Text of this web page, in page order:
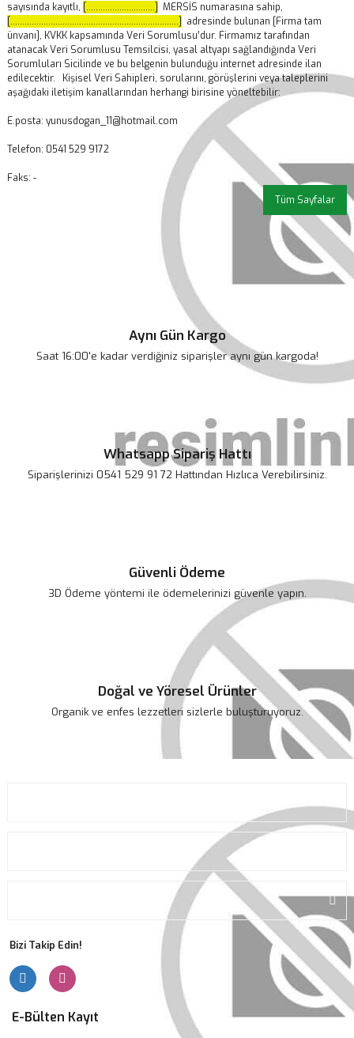
sayısında kayıtlı, [.............................] MERSİS numarasına sahip,
[.......................................................................] adresinde bulunan [Firma tam
ünvanı], KVKK kapsamında Veri Sorumlusu’dur. Firmamız tarafından
atanacak Veri Sorumlusu Temsilcisi, yasal altyapı sağlandığında Veri
Sorumluları Sicilinde ve bu belgenin bulunduğu internet adresinde ilan
edilecektir. Kişisel Veri Sahipleri, sorularını, görüşlerini veya taleplerini
aşağıdaki iletişim kanallarından herhangi birisine yöneltebilir:
E.posta: yunusdogan_11@hotmail.com
Telefon: 0541 529 9172
Faks: -
Tüm Sayfalar
Aynı Gün Kargo
Saat 16:00'e kadar verdiğiniz siparişler aynı gün kargoda!
Whatsapp Sipariş Hattı
Siparişlerinizi 0541 529 91 72 Hattından Hızlıca Verebilirsiniz.
Güvenli Ödeme
3D Ödeme yöntemi ile ödemelerinizi güvenle yapın.
Doğal ve Yöresel Ürünler
Organik ve enfes lezzetleri sizlerle buluşturuyoruz.
Bizi Takip Edin!
E-Bülten Kayıt